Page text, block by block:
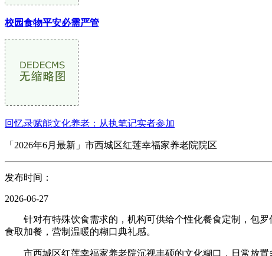
校园食物平安必需严管
回忆录赋能文化养老：从执笔记实者参加
「2026年6月最新」市西城区红莲幸福家养老院院区
发布时间：
2026-06-27
针对有特殊饮食需求的，机构可供给个性化餐食定制，包罗
食取加餐，营制温暖的糊口典礼感。
市西城区红莲幸福家养老院沉视丰硕的文化糊口，日常放置